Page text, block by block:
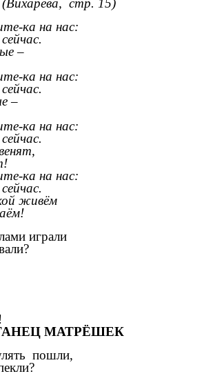
(Вихарева, стр. 15)
ка на нас:
–
ка на нас:
–
ка на нас:
ка на нас:
живём
играли
МАТРЁШЕК
пошли,